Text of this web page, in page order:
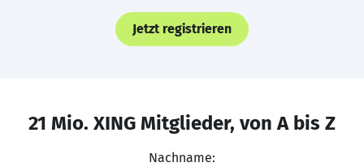
Jetzt registrieren
21 Mio. XING Mitglieder, von A bis Z
Nachname: